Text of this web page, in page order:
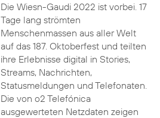
Die Wiesn-Gaudi 2022 ist vorbei. 17
Tage lang strömten
Menschenmassen aus aller Welt
auf das 187. Oktoberfest und teilten
ihre Erlebnisse digital in Stories,
Streams, Nachrichten,
Statusmeldungen und Telefonaten.
Die von o2 Telefónica
ausgewerteten Netzdaten zeigen